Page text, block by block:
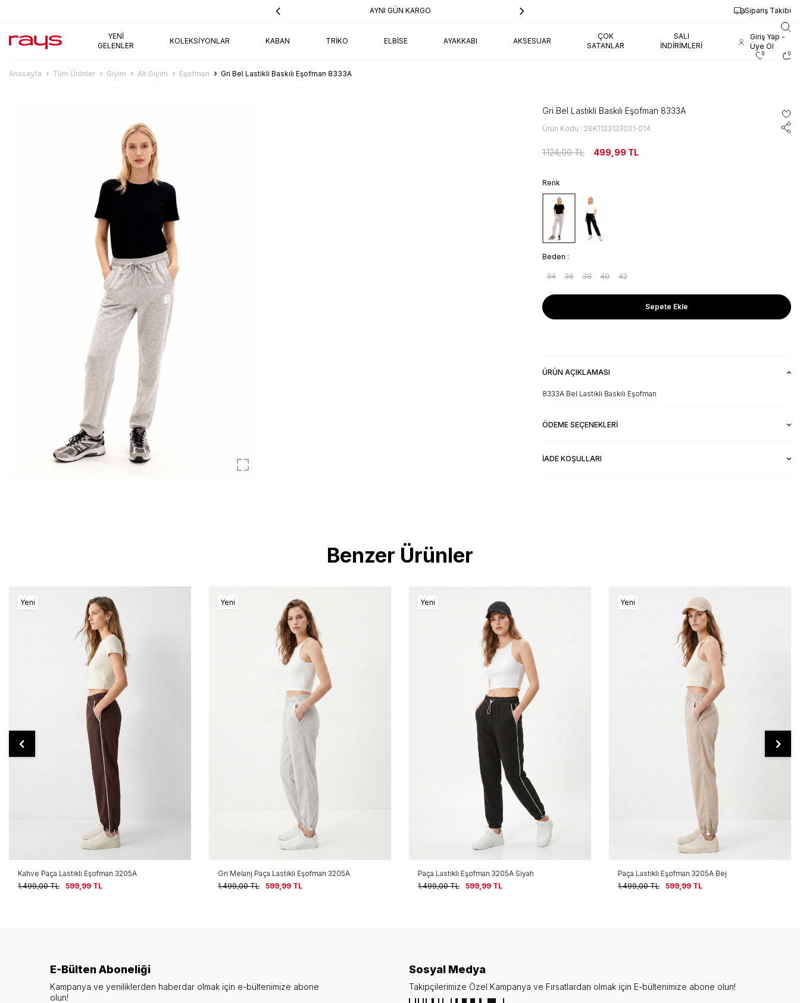
AYNI GÜN KARGO Sipariş Takibi
YENI
GELENLER
KOLEKSIYONLAR KABAN TRIKO ELBISE AYAKKABI AKSESUAR
ÇOK
SATANLAR
SALI
İNDIRIMLERI
Giriş Yap -
Üye Ol
0 0
Anasayfa Tüm Ürünler Giyim Alt Giyim Eşofman Gri Bel Lastikli Baskılı Eşofman 8333A
Gri Bel Lastikli Baskılı Eşofman 8333A
Ürün Kodu : 26K1123133031-014
1.124,00TL 499,99 TL
Renk
Beden :
34 36 38 40 42
Sepete Ekle
ÜRÜN AÇIKLAMASI
8333A Bel Lastikli Baskılı Eşofman
ÖDEME SEÇENEKLERI
İADE KOŞULLARI
Benzer Ürünler
Yeni
Gri Melanj Paça Lastikli Eşofman 3205A
1.499,00TL 599,99 TL
Yeni
Paça Lastikli Eşofman 3205A Siyah
1.499,00TL 599,99 TL
Yeni
Paça Lastikli Eşofman 3205A Bej
1.499,00TL 599,99 TL
Yanı Şeritli Cepli Eşofman 3650 Füme
999,00TL 499,99TL
E-Bülten Aboneliği
Kampanya ve yeniliklerden haberdar olmak için e-bültenimize abone
olun!
Sosyal Medya
Takipçilerimize Özel Kampanya ve Fırsatlardan olmak için E-bültenimize abone olun!